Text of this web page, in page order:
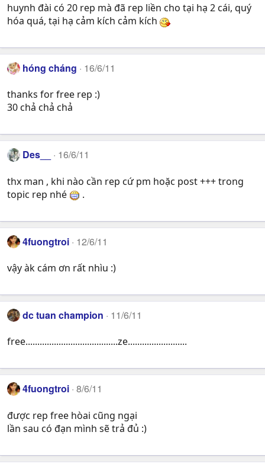
huynh đài có 20 rep mà đã rep liền cho tại hạ 2 cái, quý
hóa quá, tại hạ cảm kích cảm kích
hóng cháng 16/6/11
thanks for free rep :)
30 chả chả chả
Des__ 16/6/11
thx man , khi nào cần rep cứ pm hoặc post +++ trong
topic rep nhé
.
4fuongtroi 12/6/11
vậy àk cám ơn rất nhìu :)
dc tuan champion 11/6/11
free.......................................ze.........................
4fuongtroi 8/6/11
được rep free hòai cũng ngại
lần sau có đạn mình sẽ trả đủ :)